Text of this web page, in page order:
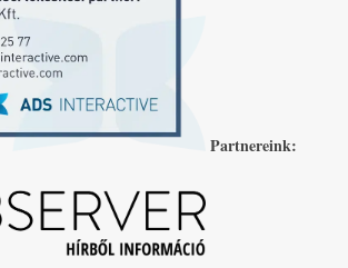
Partnereink: